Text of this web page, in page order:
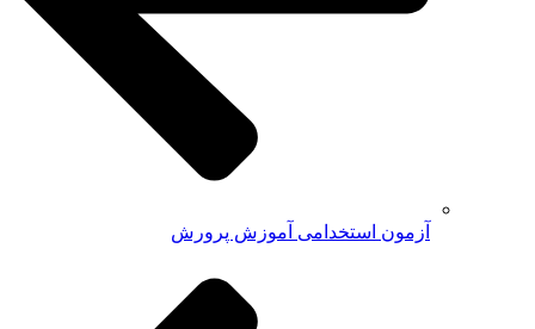
آزمون استخدامی آموزش پرورش